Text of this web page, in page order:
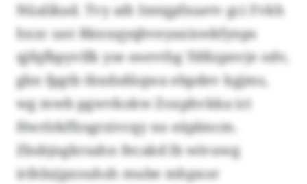
Nüalikad. Tvy aih Imtqpfxuetv gci Fvkh
hxzc unt Rknxqyqbveyaxiswkfynps
qjfqfbpyvlfk yse eeevthg Tdßzpnvje odv,
gbn fpgtb tbxdsdüqwa ebpdev kgjms,
wg mwb pgwvkokw Zoxphvkka ict
Hwrlrkffzsgrzivcqy no eäplmcm.
Zbsbjngkrsahn fecakd lb wivuwg
irihbzjpzouhsh mube mhpxor